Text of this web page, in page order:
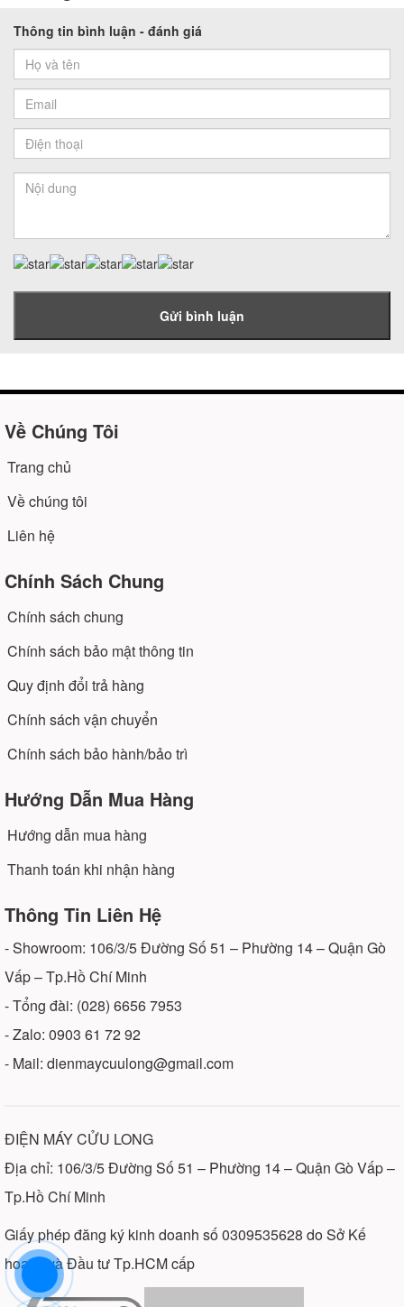
Thông tin bình luận - đánh giá
Gửi bình luận
Về Chúng Tôi
Trang chủ
Về chúng tôi
Liên hệ
Chính Sách Chung
Chính sách chung
Chính sách bảo mật thông tin
Quy định đổi trả hàng
Chính sách vận chuyển
Chính sách bảo hành/bảo trì
Hướng Dẫn Mua Hàng
Hướng dẫn mua hàng
Thanh toán khi nhận hàng
Thông Tin Liên Hệ
- Showroom: 106/3/5 Đường Số 51 – Phường 14 – Quận Gò
Vấp – Tp.Hồ Chí Minh
- Tổng đài: (028) 6656 7953
- Zalo: 0903 61 72 92
- Mail: dienmaycuulong@gmail.com
ĐIỆN MÁY CỬU LONG
Địa chỉ: 106/3/5 Đường Số 51 – Phường 14 – Quận Gò Vấp –
Tp.Hồ Chí Minh
Giấy phép đăng ký kinh doanh số 0309535628 do Sở Kế
hoạch và Đầu tư Tp.HCM cấp